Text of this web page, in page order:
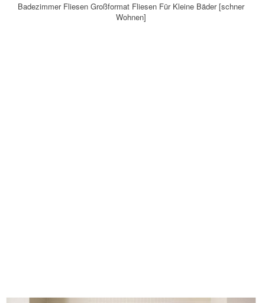
Badezimmer Fliesen Großformat Fliesen Für Kleine Bäder [schner
Wohnen]